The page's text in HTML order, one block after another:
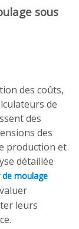
sous
des coûts,
de
des
des
production et
détaillée
de moulage
leurs